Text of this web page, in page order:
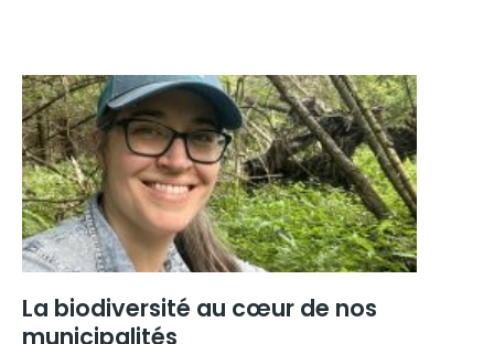
La biodiversité au cœur de nos
municipalités